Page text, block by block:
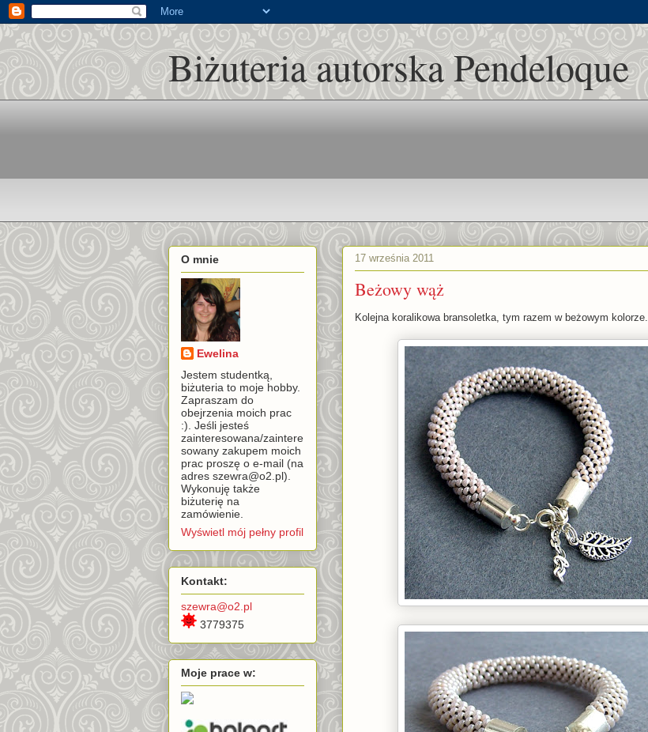
Biżuteria autorska Pendeloque
17 września 2011
Beżowy wąż
Kolejna koralikowa bransoletka, tym razem w beżowym kolorze.
O mnie
Ewelina
Jestem studentką,
biżuteria to moje hobby.
Zapraszam do
obejrzenia moich prac
:). Jeśli jesteś
zainteresowana/zaintere
sowany zakupem moich
prac proszę o e-mail (na
adres szewra@o2.pl).
Wykonuję także
biżuterię na
zamówienie.
Wyświetl mój pełny profil
Kontakt:
szewra@o2.pl
3779375
Moje prace w: